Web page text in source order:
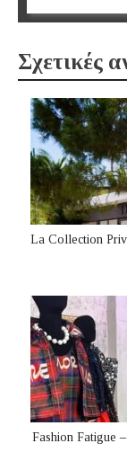
Σχετικές
La Collection
Fashion Fatigue